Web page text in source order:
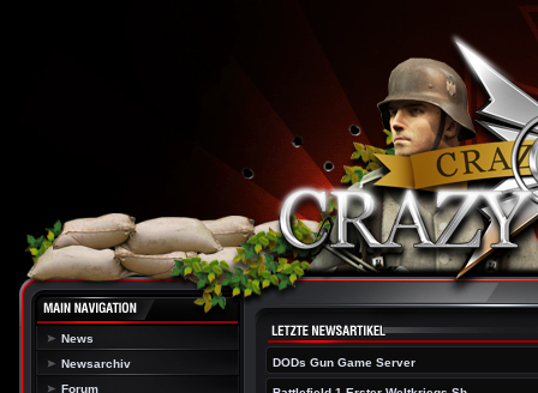
News
Newsarchiv
Forum
DODs Gun Game Server